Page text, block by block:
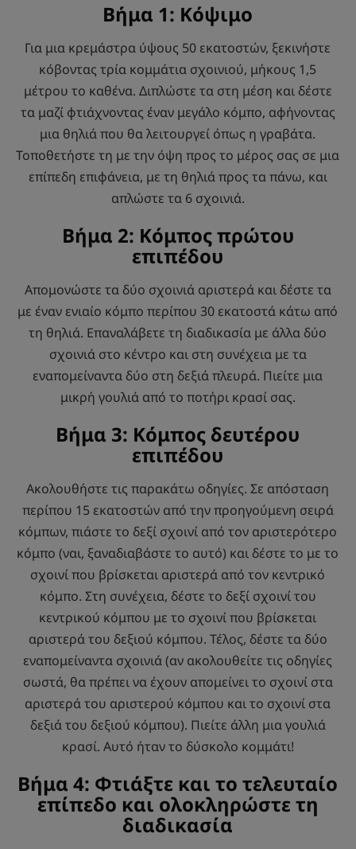
Βήμα 1: Κόψιμο
Για μια κρεμάστρα ύψους 50 εκατοστών, ξεκινήστε
κόβοντας τρία κομμάτια σχοινιού, μήκους 1,5
μέτρου το καθένα. Διπλώστε τα στη μέση και δέστε
τα μαζί φτιάχνοντας έναν μεγάλο κόμπο, αφήνοντας
μια θηλιά που θα λειτουργεί όπως η γραβάτα.
Τοποθετήστε τη με την όψη προς το μέρος σας σε μια
επίπεδη επιφάνεια, με τη θηλιά προς τα πάνω, και
απλώστε τα 6 σχοινιά.
Βήμα 2: Κόμπος πρώτου
επιπέδου
Απομονώστε τα δύο σχοινιά αριστερά και δέστε τα
με έναν ενιαίο κόμπο περίπου 30 εκατοστά κάτω από
τη θηλιά. Επαναλάβετε τη διαδικασία με άλλα δύο
σχοινιά στο κέντρο και στη συνέχεια με τα
εναπομείναντα δύο στη δεξιά πλευρά. Πιείτε μια
μικρή γουλιά από το ποτήρι κρασί σας.
Βήμα 3: Κόμπος δευτέρου
επιπέδου
Ακολουθήστε τις παρακάτω οδηγίες. Σε απόσταση
περίπου 15 εκατοστών από την προηγούμενη σειρά
κόμπων, πιάστε το δεξί σχοινί από τον αριστερότερο
κόμπο (ναι, ξαναδιαβάστε το αυτό) και δέστε το με το
σχοινί που βρίσκεται αριστερά από τον κεντρικό
κόμπο. Στη συνέχεια, δέστε το δεξί σχοινί του
κεντρικού κόμπου με το σχοινί που βρίσκεται
αριστερά του δεξιού κόμπου. Τέλος, δέστε τα δύο
εναπομείναντα σχοινιά (αν ακολουθείτε τις οδηγίες
σωστά, θα πρέπει να έχουν απομείνει το σχοινί στα
αριστερά του αριστερού κόμπου και το σχοινί στα
δεξιά του δεξιού κόμπου). Πιείτε άλλη μια γουλιά
κρασί. Αυτό ήταν το δύσκολο κομμάτι!
Βήμα 4: Φτιάξτε και το τελευταίο
επίπεδο και ολοκληρώστε τη
διαδικασία